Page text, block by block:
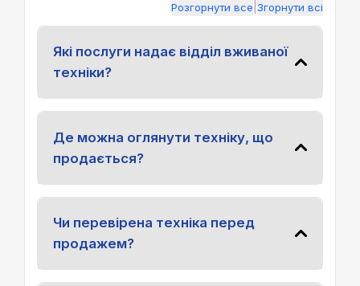
Розгорнути все Згорнути всі
Які послуги надає відділ вживаної
техніки?
Де можна оглянути техніку, що
продається?
Чи перевірена техніка перед
продажем?